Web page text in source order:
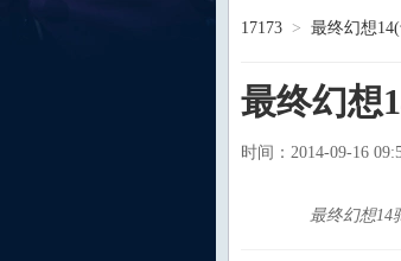
17173 > 最终幻想
最终幻想
时间：2014-09-16
最终幻想14